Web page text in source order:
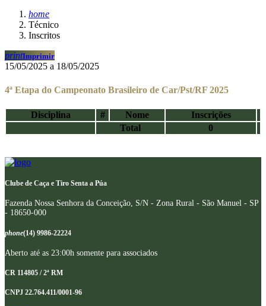
home
Técnico
Inscritos
printImprimir
15/05/2025 a 18/05/2025
4ª Etapa do Campeonato Brasileiro de Car/Pst/RF 2025
Disciplina # Nome
Inscrições
Total
0
Clube de Caça e Tiro Senta a Púa
Fazenda Nossa Senhora da Conceição, S/N - Zona Rural - São Manuel - SP
- 18650-000
phone(14) 9986-22224
Aberto até as 23:00h somente para associados
CR 114805 / 2ª RM
CNPJ 22.764.411/0001-96